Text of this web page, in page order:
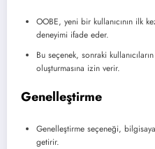
OOBE, yeni bir kullanıcının ilk
deneyimi ifade eder.
Bu seçenek, sonraki
oluşturmasına izin verir.
Genelleştirme
Genelleştirme seçeneği,
getirir.